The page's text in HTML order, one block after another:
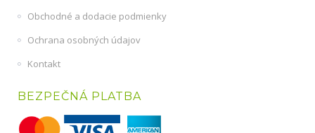
Obchodné a dodacie podmienky
Ochrana osobných údajov
Kontakt
BEZPEČNÁ PLATBA